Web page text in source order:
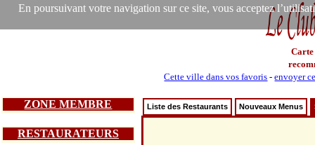
En poursuivant votre navigation sur ce site, vous acceptez
Carte
Cette ville dans vos favoris -envoyer
ZONE MEMBRE
RESTAURATEURS
Liste des Restaurants Nouveaux Menus